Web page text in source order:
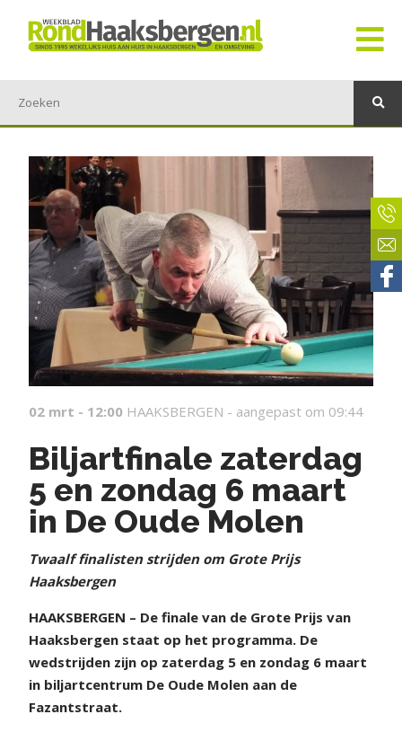
02 mrt - 12:00 HAAKSBERGEN - aangepast om 09:44
Biljartfinale zaterdag
5 en zondag 6 maart
in De Oude Molen
Twaalf finalisten strijden om Grote Prijs
Haaksbergen
HAAKSBERGEN – De finale van de Grote Prijs van
Haaksbergen staat op het programma. De
wedstrijden zijn op zaterdag 5 en zondag 6 maart
in biljartcentrum De Oude Molen aan de
Fazantstraat.